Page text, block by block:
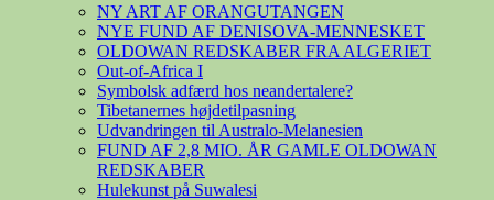
NY ART AF ORANGUTANGEN
NYE FUND AF DENISOVA-MENNESKET
OLDOWAN REDSKABER FRA ALGERIET
Out-of-Africa I
Symbolsk adfærd hos neandertalere?
Tibetanernes højdetilpasning
Udvandringen til Australo-Melanesien
FUND AF 2,8 MIO. ÅR GAMLE OLDOWAN
REDSKABER
Hulekunst på Suwalesi